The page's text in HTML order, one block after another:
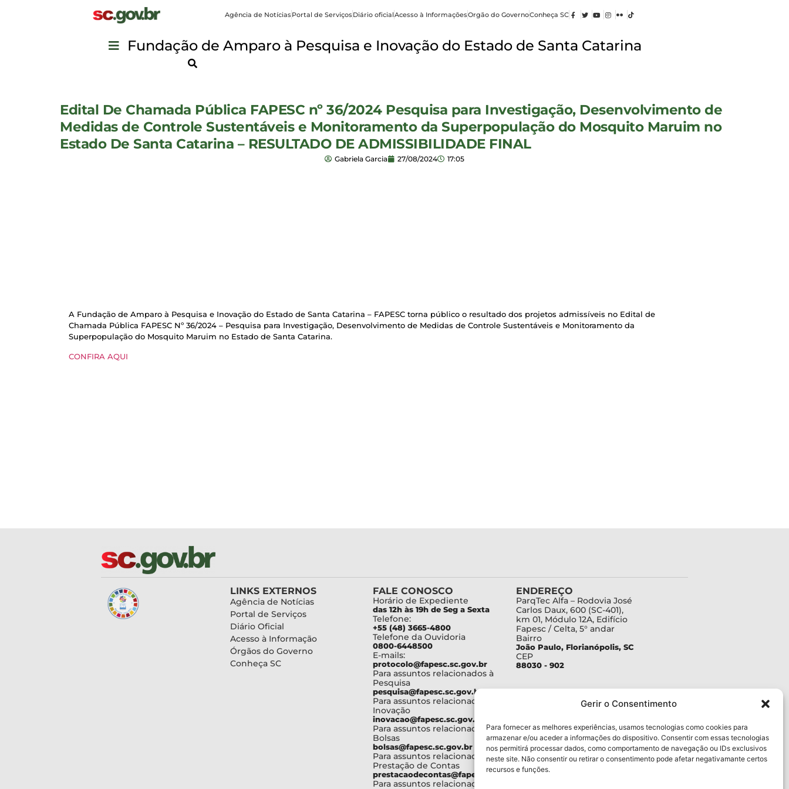
Gerir o Consentimento
Para fornecer as melhores experiências, usamos tecnologias como cookies para
armazenar e/ou aceder a informações do dispositivo. Consentir com essas tecnologias
nos permitirá processar dados, como comportamento de navegação ou IDs exclusivos
neste site. Não consentir ou retirar o consentimento pode afetar negativamante certos
recursos e funções.
Agência de NotíciasPortal de ServiçosDiário oficialAcesso à InformaçõesOrgão do GovernoConheça SC
Fundação de Amparo à Pesquisa e Inovação do Estado de Santa Catarina
Edital De Chamada Pública FAPESC nº 36/2024 Pesquisa para Investigação, Desenvolvimento de
Medidas de Controle Sustentáveis e Monitoramento da Superpopulação do Mosquito Maruim no
Estado De Santa Catarina – RESULTADO DE ADMISSIBILIDADE FINAL
Gabriela Garcia 27/08/2024 17:05
A Fundação de Amparo à Pesquisa e Inovação do Estado de Santa Catarina – FAPESC torna público o resultado dos projetos admissíveis no Edital de
Chamada Pública FAPESC Nº 36/2024 – Pesquisa para Investigação, Desenvolvimento de Medidas de Controle Sustentáveis e Monitoramento da
Superpopulação do Mosquito Maruim no Estado de Santa Catarina.
CONFIRA AQUI
LINKS EXTERNOS
Agência de Notícias
Portal de Serviços
Diário Oficial
Acesso à Informação
Órgãos do Governo
Conheça SC
FALE CONOSCO
Horário de Expediente
das 12h às 19h de Seg a Sexta
Telefone:
+55 (48) 3665-4800
Telefone da Ouvidoria
0800-6448500
E-mails:
protocolo@fapesc.sc.gov.br
Para assuntos relacionados à
Pesquisa
pesquisa@fapesc.sc.gov.br
Para assuntos relacionados à
Inovação
inovacao@fapesc.sc.gov.br
Para assuntos relacionados à
Bolsas
bolsas@fapesc.sc.gov.br
Para assuntos relacionados à
Prestação de Contas
prestacaodecontas@fapesc.sc.gov.br
Para assuntos relacionados à
ENDEREÇO
ParqTec Alfa – Rodovia José
Carlos Daux, 600 (SC-401),
km 01, Módulo 12A, Edifício
Fapesc / Celta, 5° andar
Bairro
João Paulo, Florianópolis, SC
CEP
88030 - 902